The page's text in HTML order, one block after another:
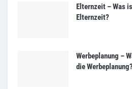
Elternzeit – Was
Elternzeit?
Werbeplanung –
die Werbeplanung?